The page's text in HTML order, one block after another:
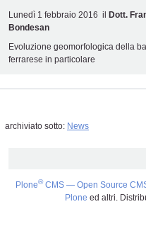
Lunedì 1 febbraio 2016 il Dott.
Bondesan
Evoluzione geomorfologica della
ferrarese in particolare
archiviato sotto: News
Plone®CMS — Open Source
Plone ed altri.